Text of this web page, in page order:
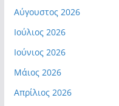
Αύγουστος 2026
Ιούλιος 2026
Ιούνιος 2026
Μάιος 2026
Απρίλιος 2026